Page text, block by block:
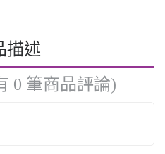
描述
0 筆商品評論)